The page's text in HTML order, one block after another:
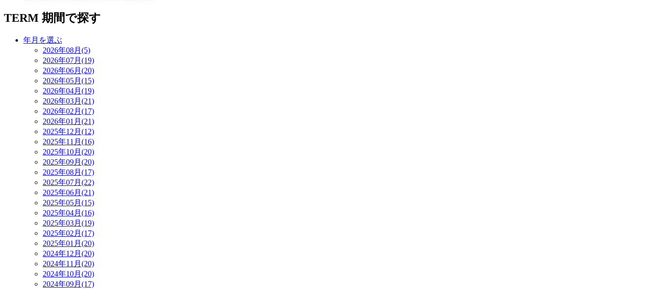
TERM 期間で探す
年月を選ぶ
2026年08月(5)
2026年07月(19)
2026年06月(20)
2026年05月(15)
2026年04月(19)
2026年03月(21)
2026年02月(17)
2026年01月(21)
2025年12月(12)
2025年11月(16)
2025年10月(20)
2025年09月(20)
2025年08月(17)
2025年07月(22)
2025年06月(21)
2025年05月(15)
2025年04月(16)
2025年03月(19)
2025年02月(17)
2025年01月(20)
2024年12月(20)
2024年11月(20)
2024年10月(20)
2024年09月(17)